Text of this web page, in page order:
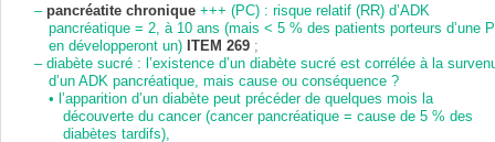
– pancréatite chronique+++ (PC) : risque relatif (RR) d’ADK
pancréatique = 2, à 10 ans (mais < 5 % des patients porteurs d’une
en développeront un) ITEM 269;
– diabète sucré : l’existence d’un diabète sucré est corrélée à la
d’un ADK pancréatique, mais cause ou conséquence ?
• l’apparition d’un diabète peut précéder de quelques mois la
découverte du cancer (cancer pancréatique = cause de 5 % des
diabètes tardifs),